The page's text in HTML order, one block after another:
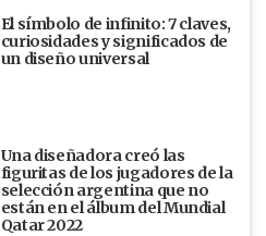
El símbolo de infinito: 7 claves,
curiosidades y significados de
un diseño universal
Una diseñadora creó las
figuritas de los jugadores de la
selección argentina que no
están en el álbum del Mundial
Qatar 2022